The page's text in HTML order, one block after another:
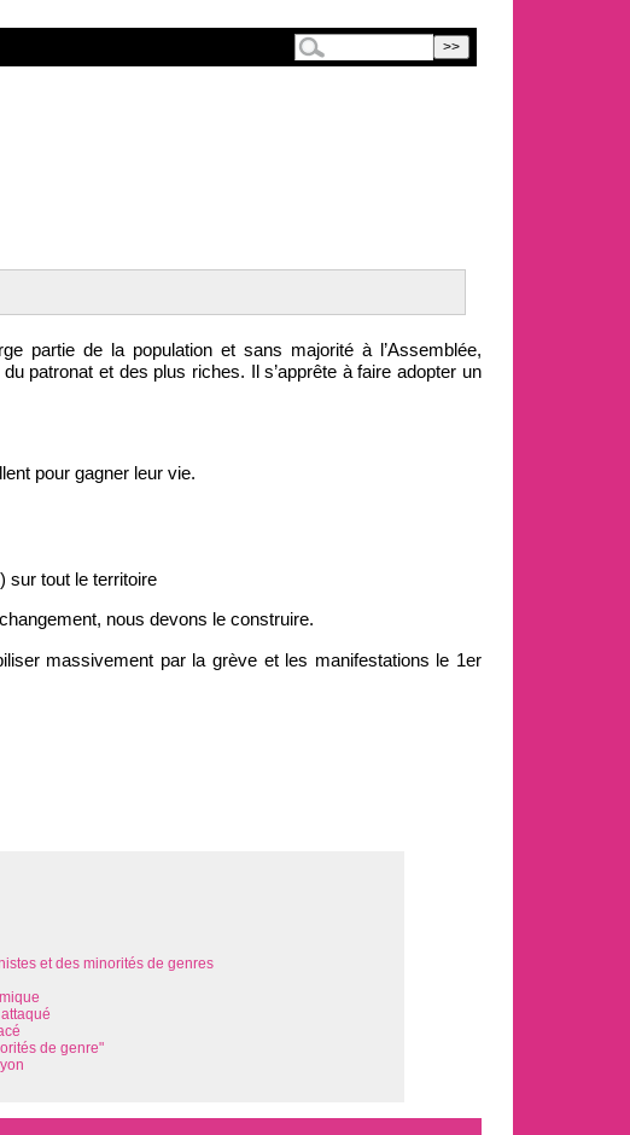
partie de la population et sans majorité à l’Assemblée,
patronat et des plus riches. Il s’apprête à faire adopter un
pour gagner leur vie.
tout le territoire
nous devons le construire.
massivement par la grève et les manifestations le 1er
et des minorités de genres
de genre"